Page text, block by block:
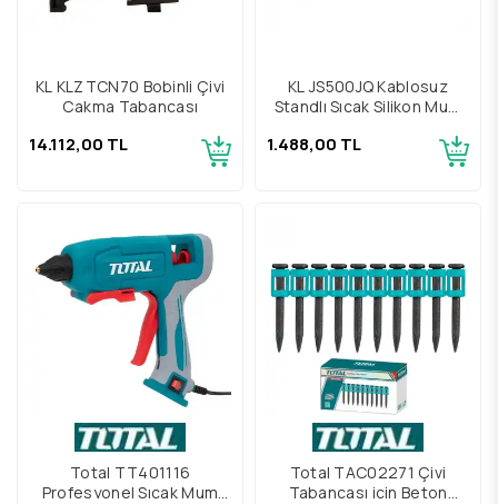
KL KLZTCN70 Bobinli Çivi
Çakma Tabancası
14.112,00 TL
KL JS500JQ Kablosuz
Standlı Sıcak Silikon Mum
1.488,00 TL
Total TT401116
Profesyonel Sıcak Mum
Total TAC02271 Çivi
Tabancası için Beton